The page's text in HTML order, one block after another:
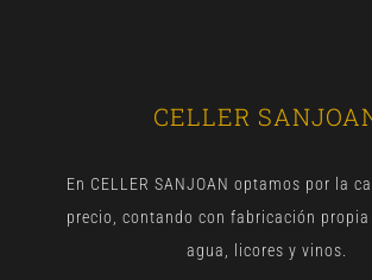
CELLER
En CELLER SANJOAN optamos por la
precio, contando con fabricación propia
agua, licores y vinos.